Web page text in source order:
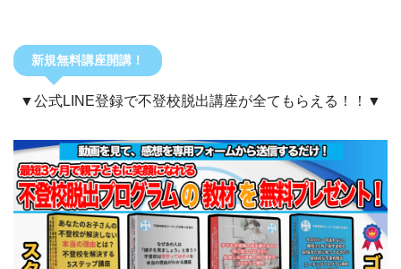
新規無料講座開講！
▼公式LINE登録で不登校脱出講座が全てもらえる！！▼